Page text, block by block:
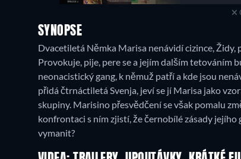
SYNOPSE
Dvacetiletá Němka Marisa nenávidí cizince, Židy,
Provokuje, pije, pere se a jejím dalším tetováním
neonacistický gang, k němuž patří a kde jsou
přidá čtrnáctiletá Svenja, jeví se jí Marisa jako
skupiny. Marisino přesvědčení se však pomalu
konfrontaci s ním zjistí, že černobílé zásady
vymanit?